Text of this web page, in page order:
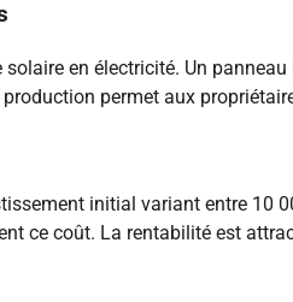
en électricité. Un
permet aux
initial variant entre 10
ce coût. La rentabilité est